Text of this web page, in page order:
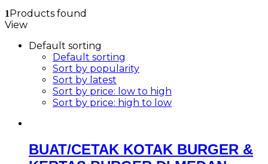
1Products found
View
Default sorting
Default sorting
Sort by popularity
Sort by latest
Sort by price: low to high
Sort by price: high to low
BUAT/CETAK KOTAK BURGER &